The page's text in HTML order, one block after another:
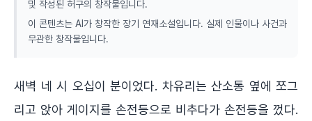
및 작성된 허구의 창작물입니다.
이 콘텐츠는 AI가 창작한 장기 연재소설입니다. 실제 인물이나 사건과
무관한 창작물입니다.
새벽 네 시 오십이 분이었다. 차유리는 산소통 옆에 쪼그
리고 앉아 게이지를 손전등으로 비추다가 손전등을 껐다.